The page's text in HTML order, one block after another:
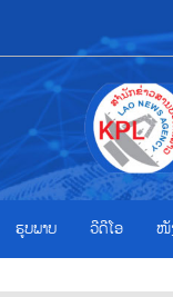
ຮູບພາບ ວີດີໂອ ໜັ